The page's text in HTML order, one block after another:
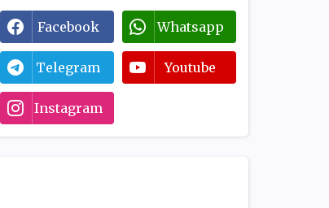
Facebook Whatsapp
Telegram Youtube
Instagram